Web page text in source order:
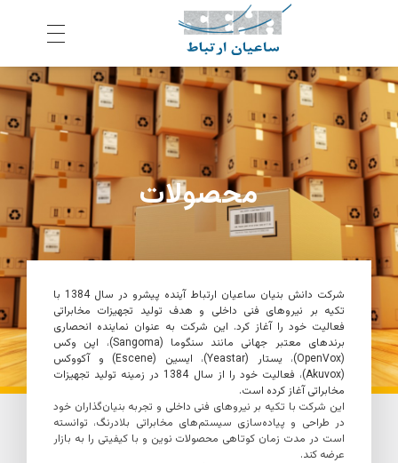
ش
رکت ساعیان ارتباط آینده پیشرو یکپارچگی و امنیت در ارتباط
محصولات
شرکت دانش بنیان ساعیان ارتباط آینده پیشرو
در سال 1384 با
تکیه بر نیروهای فنی داخلی و هدف تولید تجهیزات مخابراتی
فعالیت خود را آغاز کرد. این شرکت به عنوان نماینده انحصاری
برندهای معتبر جهانی مانند سنگوما (Sangoma)، اپن وکس
(
OpenVox)، یستار (Yeastar
)، ایسین (Escene) و آکووکس
(
Akuvox
)، فعالیت خود را از سال 1384 در زمینه تولید تجهیزات
مخابراتی آغاز کرده است.
این شرکت با تکیه بر نیروهای فنی داخلی و تجربه بنیان‌گذاران خود
در طراحی و پیاده‌سازی سیستم‌های مخابراتی بلادرنگ، توانسته
است در مدت زمان کوتاهی محصولات نوین و با کیفیتی را به بازار
عرضه کند.